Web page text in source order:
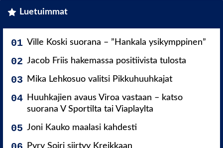
Luetuimmat
Ville Koski suorana – ”Hankala ysikymppinen”
Jacob Friis hakemassa positiivista tulosta
Mika Lehkosuo valitsi Pikkuhuuhkajat
Huuhkajien avaus Viroa vastaan – katso
suorana V Sportilta tai Viaplaylta
Joni Kauko maalasi kahdesti
Pyry Soiri siirtyy Kreikkaan